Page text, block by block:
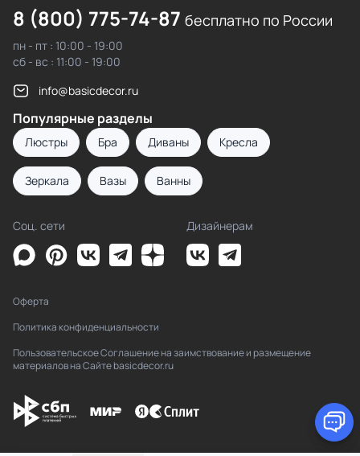
8 (800) 775-74-87 бесплатно по России
пн - пт : 10:00 - 19:00
сб - вс : 11:00 - 19:00
info@basicdecor.ru
Популярные разделы
Люстры Бра Диваны Кресла
Зеркала Вазы Ванны
Соц. сети Дизайнерам
Оферта
Политика конфиденциальности
Пользовательское Соглашение на заимствование и размещение
материалов на Сайте basicdecor.ru